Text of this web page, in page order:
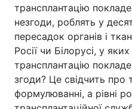
трансплантацію
незгоди, роблять у
пересадок органів і
Росії чи Білорусі, у
трансплантацію
згоди? Це свідчить про
формулюванні, а рівні